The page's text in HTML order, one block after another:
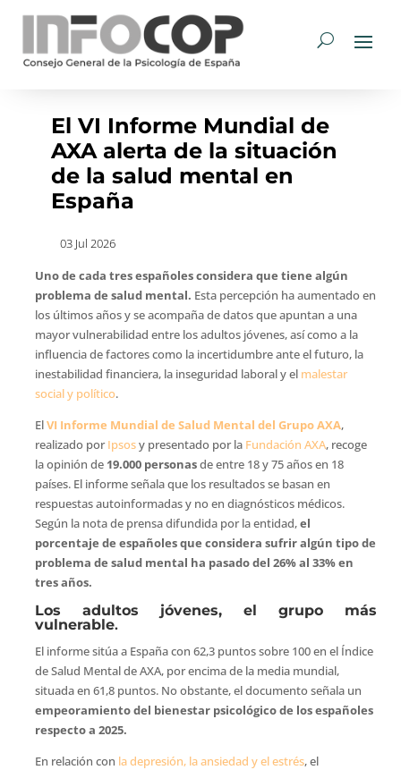
El VI Informe Mundial de
AXA alerta de la situación
de la salud mental en
España
03 Jul 2026
Uno de cada tres españoles considera que tiene algún
problema de salud mental. Esta percepción ha aumentado en
los últimos años y se acompaña de datos que apuntan a una
mayor vulnerabilidad entre los adultos jóvenes, así como a la
influencia de factores como la incertidumbre ante el futuro, la
inestabilidad financiera, la inseguridad laboral y el malestar
social y político.
ElVI Informe Mundial de Salud Mental del Grupo AXA,
realizado porIpsosy presentado por la Fundación AXA, recoge
la opinión de 19.000 personasde entre 18 y 75 años en 18
países. El informe señala que los resultados se basan en
respuestas autoinformadas y no en diagnósticos médicos.
Según la nota de prensa difundida por la entidad,el
porcentaje de españoles que considera sufrir algún tipo de
problema de salud mental ha pasado del 26% al 33% en
tres años.
Los adultos jóvenes, el grupo más
vulnerable.
El informe sitúa a España con 62,3 puntos sobre 100 en el Índice
de Salud Mental de AXA, por encima de la media mundial,
situada en 61,8 puntos. No obstante, el documento señala un
empeoramiento del bienestar psicológico de los españoles
respecto a 2025.
En relación con la depresión, la ansiedad y el estrés, el